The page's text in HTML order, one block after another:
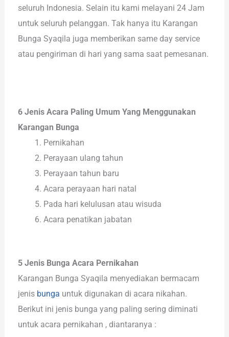
seluruh Indonesia. Selain itu kami melayani 24 Jam
untuk seluruh pelanggan. Tak hanya itu Karangan
Bunga Syaqila juga memberikan same day service
atau pengiriman di hari yang sama saat pemesanan.
6 Jenis Acara Paling Umum Yang Menggunakan
Karangan Bunga
Pernikahan
Perayaan ulang tahun
Perayaan tahun baru
Acara perayaan hari natal
Pada hari kelulusan atau wisuda
Acara penatikan jabatan
5 Jenis Bunga Acara Pernikahan
Karangan Bunga Syaqila menyediakan bermacam
jenis bunga untuk digunakan di acara nikahan.
Berikut ini jenis bunga yang paling sering diminati
untuk acara pernikahan , diantaranya :